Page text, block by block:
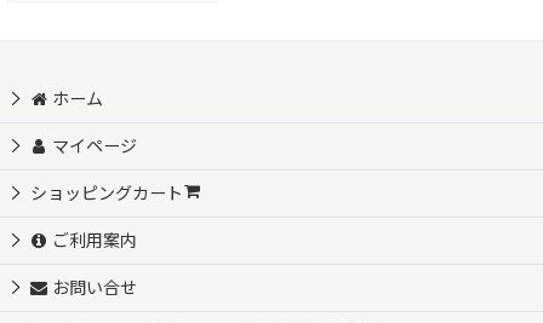
ホーム
マイページ
ショッピングカート
ご利用案内
お問い合せ